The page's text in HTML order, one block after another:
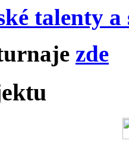
talenty
zde